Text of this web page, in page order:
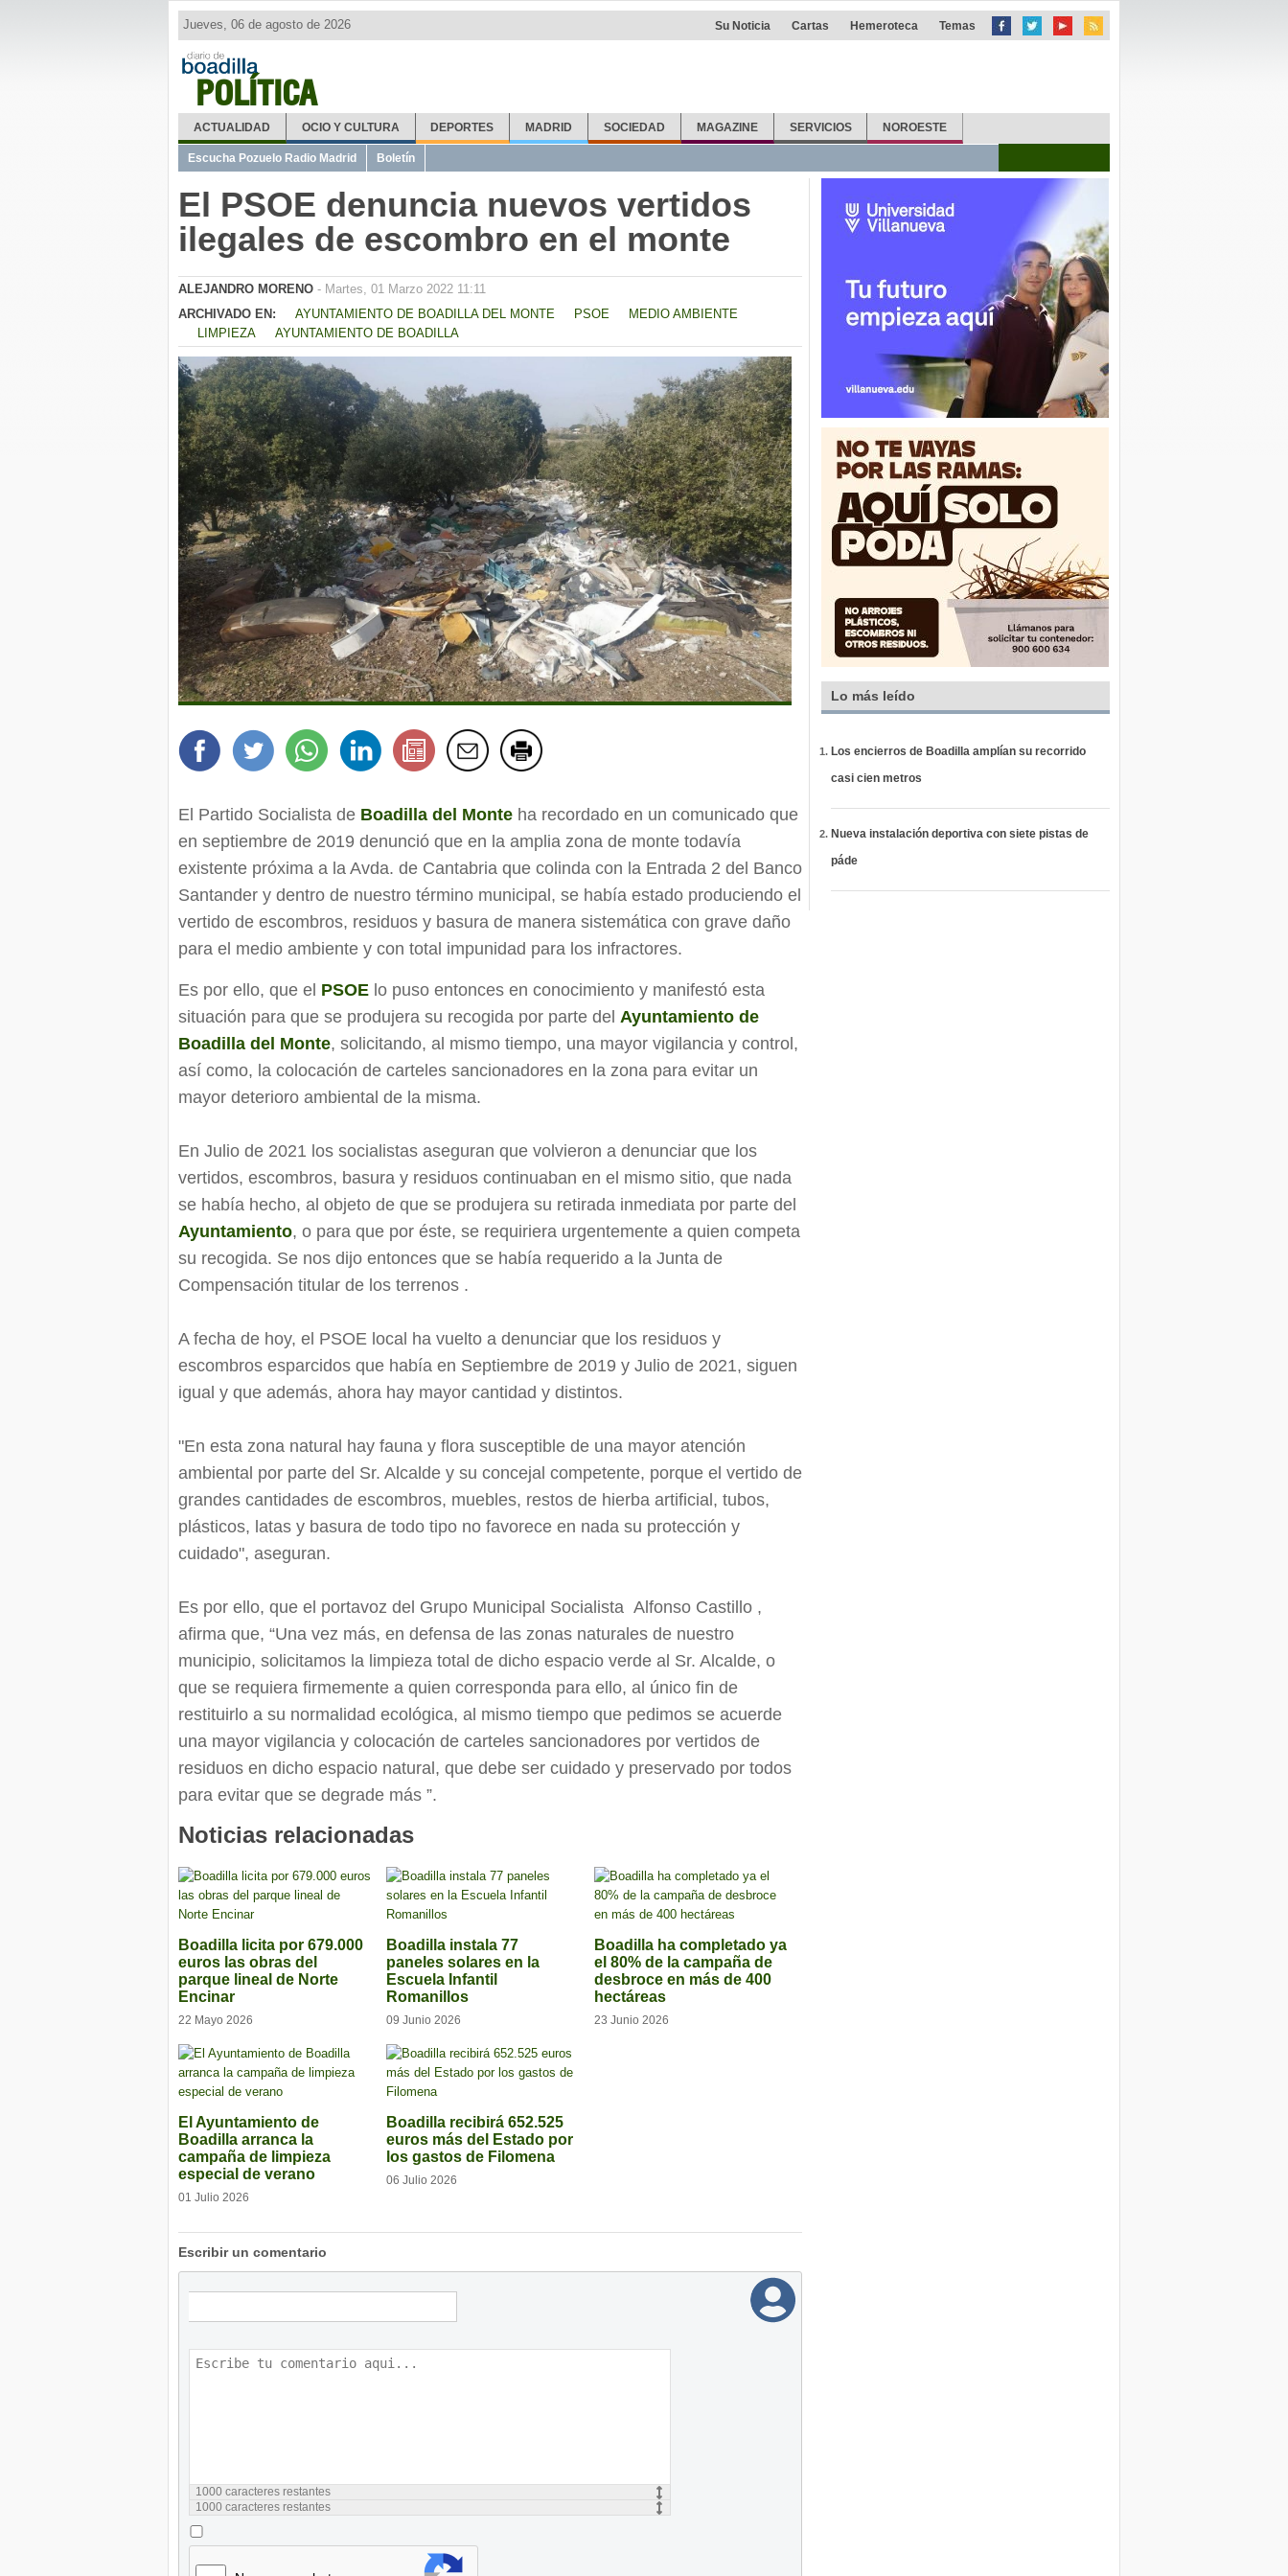
POLÍTICA
Jueves, 06 de agosto de 2026 Su Noticia Cartas Hemeroteca Temas
ACTUALIDAD OCIO Y CULTURA DEPORTES MADRID SOCIEDAD MAGAZINE SERVICIOS NOROESTE
Escucha Pozuelo Radio Madrid Boletín
El PSOE denuncia nuevos vertidos
ilegales de escombro en el monte
ALEJANDRO MORENO - Martes, 01 Marzo 2022 11:11
ARCHIVADO EN:
AYUNTAMIENTO DE BOADILLA DEL MONTE PSOE
MEDIO AMBIENTE
LIMPIEZA
AYUNTAMIENTO DE BOADILLA
El Partido Socialista de Boadilla del Monte ha recordado en un comunicado que
en septiembre de 2019 denunció que en la amplia zona de monte todavía
existente próxima a la Avda. de Cantabria que colinda con la Entrada 2 del Banco
Santander y dentro de nuestro término municipal, se había estado produciendo el
vertido de escombros, residuos y basura de manera sistemática con grave daño
para el medio ambiente y con total impunidad para los infractores.
Es por ello, que el PSOE lo puso entonces en conocimiento y manifestó esta
situación para que se produjera su recogida por parte del Ayuntamiento de
Boadilla del Monte, solicitando, al mismo tiempo, una mayor vigilancia y control,
así como, la colocación de carteles sancionadores en la zona para evitar un
mayor deterioro ambiental de la misma.
En Julio de 2021 los socialistas aseguran que volvieron a denunciar que los
vertidos, escombros, basura y residuos continuaban en el mismo sitio, que nada
se había hecho, al objeto de que se produjera su retirada inmediata por parte del
Ayuntamiento, o para que por éste, se requiriera urgentemente a quien competa
su recogida. Se nos dijo entonces que se había requerido a la Junta de
Compensación titular de los terrenos .
A fecha de hoy, el PSOE local ha vuelto a denunciar que los residuos y
escombros esparcidos que había en Septiembre de 2019 y Julio de 2021, siguen
igual y que además, ahora hay mayor cantidad y distintos.
"En esta zona natural hay fauna y flora susceptible de una mayor atención
ambiental por parte del Sr. Alcalde y su concejal competente, porque el vertido de
grandes cantidades de escombros, muebles, restos de hierba artificial, tubos,
plásticos, latas y basura de todo tipo no favorece en nada su protección y
cuidado", aseguran.
Es por ello, que el portavoz del Grupo Municipal Socialista Alfonso Castillo ,
afirma que, “Una vez más, en defensa de las zonas naturales de nuestro
municipio, solicitamos la limpieza total de dicho espacio verde al Sr. Alcalde, o
que se requiera firmemente a quien corresponda para ello, al único fin de
restituirlo a su normalidad ecológica, al mismo tiempo que pedimos se acuerde
una mayor vigilancia y colocación de carteles sancionadores por vertidos de
residuos en dicho espacio natural, que debe ser cuidado y preservado por todos
para evitar que se degrade más ”.
Noticias relacionadas
Boadilla licita por 679.000
euros las obras del
parque lineal de Norte
Encinar
22 Mayo 2026
Boadilla instala 77
paneles solares en la
Escuela Infantil
Romanillos
09 Junio 2026
Boadilla ha completado ya
el 80% de la campaña de
desbroce en más de 400
hectáreas
23 Junio 2026
El Ayuntamiento de
Boadilla arranca la
campaña de limpieza
especial de verano
01 Julio 2026
Boadilla recibirá 652.525
euros más del Estado por
los gastos de Filomena
06 Julio 2026
Escribir un comentario
1000 caracteres restantes
1000 caracteres restantes
Lo más leído
Los encierros de Boadilla amplían su recorrido
casi cien metros
Nueva instalación deportiva con siete pistas de
páde